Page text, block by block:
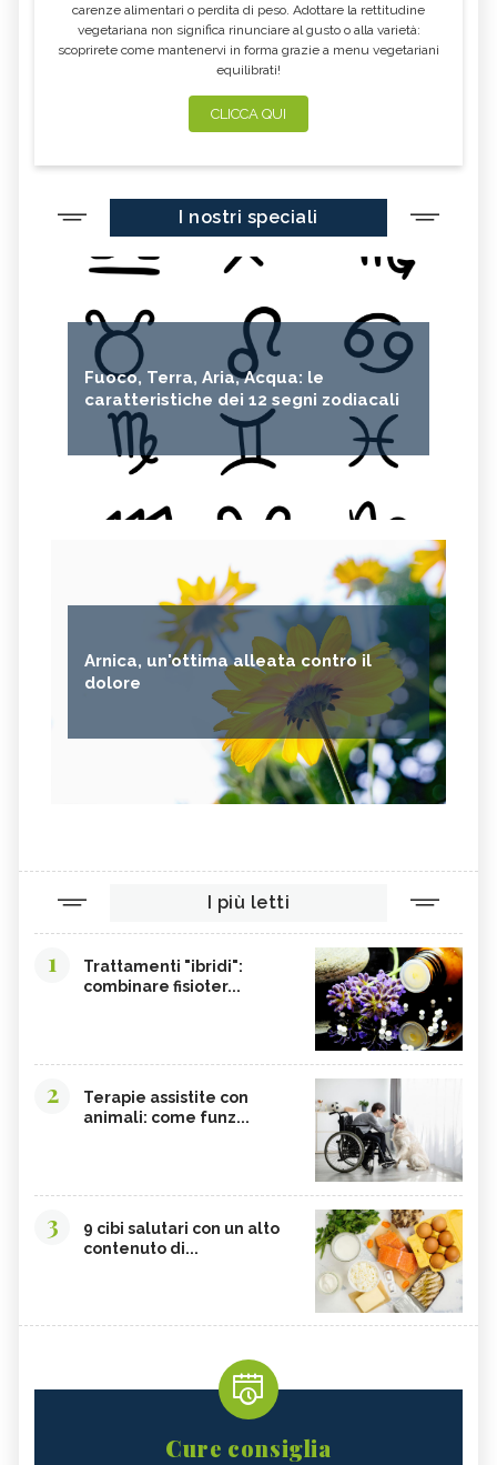
carenze alimentari o perdita di peso. Adottare la rettitudine
vegetariana non significa rinunciare al gusto o alla varietà:
scoprirete come mantenervi in forma grazie a menu vegetariani
equilibrati!
CLICCA QUI
I nostri speciali
Fuoco, Terra, Aria, Acqua: le
caratteristiche dei 12 segni zodiacali
Arnica, un'ottima alleata contro il
dolore
I più letti
1
Trattamenti "ibridi":
combinare fisioter...
2
Terapie assistite con
animali: come funz...
3
9 cibi salutari con un alto
contenuto di...
Cure consiglia